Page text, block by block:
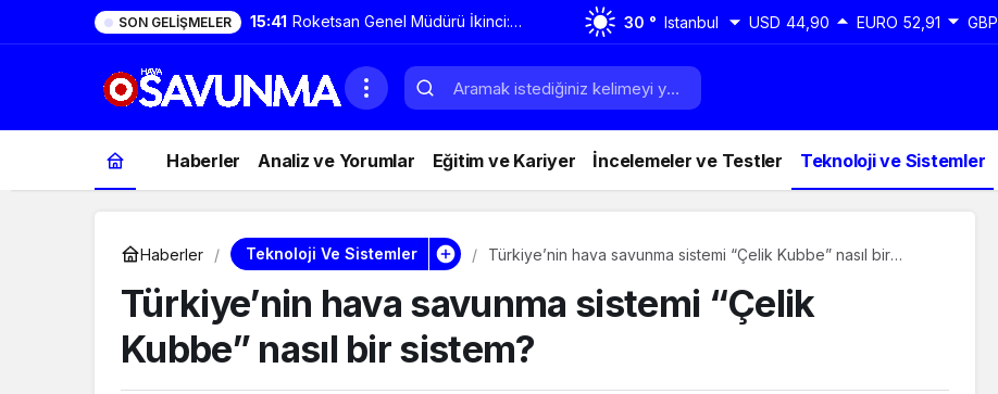
SON GELIŞMELER 15:41 Roketsan Genel Müdürü İkinci:
TAYFUN geniş bir aile ve daha da
genişleyecek
30 ° Istanbul USD 44,90 EURO 52,91 GBP
Haberler Analiz ve Yorumlar Eğitim ve Kariyer İncelemeler ve Testler Teknoloji ve Sistemler
Haberler Teknoloji Ve Sistemler
Türkiye’nin hava savunma sistemi “Çelik Kubbe” nasıl bir
Türkiye’nin hava savunma sistemi “Çelik
Kubbe” nasıl bir sistem?